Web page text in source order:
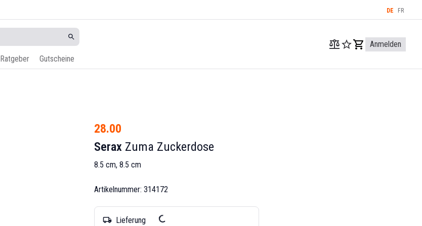
DE FR
Ratgeber Gutscheine
Anmelden
28.00
Serax Zuma Zuckerdose
8.5 cm, 8.5 cm
Artikelnummer: 314172
local_shipping Lieferung